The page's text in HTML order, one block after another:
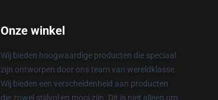
Onze winkel
Wij bieden hoogwaardige producten die speciaal
zijn ontworpen door ons team van wereldklasse.
Wij bieden een verscheidenheid aan producten
die zowel stijlvol en mooi zijn. Dit is niet alleen om